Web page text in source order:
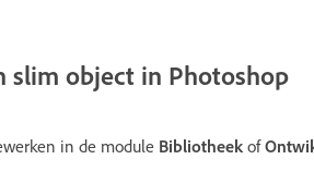
slim object in Photoshop
in de module Bibliotheek of